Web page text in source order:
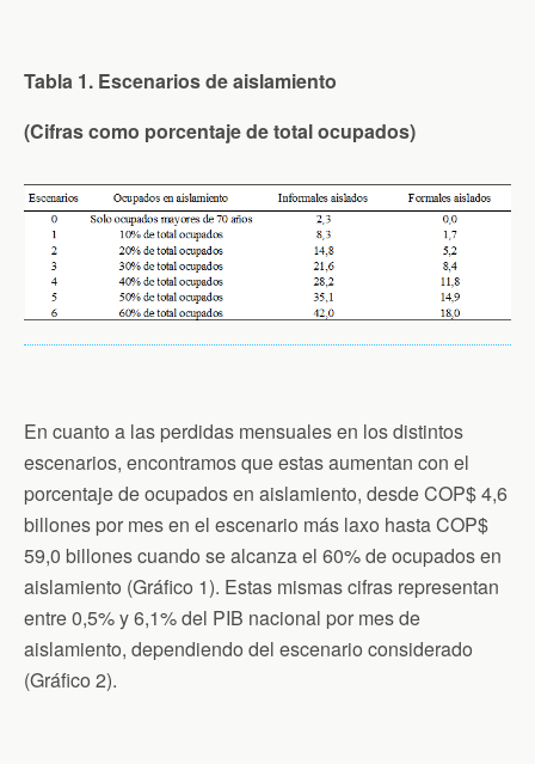
Tabla 1. Escenarios de aislamiento
(Cifras como porcentaje de total ocupados)
En cuanto a las perdidas mensuales en los distintos
escenarios, encontramos que estas aumentan con el
porcentaje de ocupados en aislamiento, desde COP$ 4,6
billones por mes en el escenario más laxo hasta COP$
59,0 billones cuando se alcanza el 60% de ocupados en
aislamiento (Gráfico 1). Estas mismas cifras representan
entre 0,5% y 6,1% del PIB nacional por mes de
aislamiento, dependiendo del escenario considerado
(Gráfico 2).